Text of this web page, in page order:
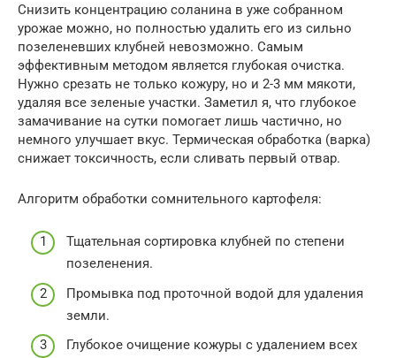
Снизить концентрацию соланина в уже собранном
урожае можно, но полностью удалить его из сильно
позеленевших клубней невозможно. Самым
эффективным методом является глубокая очистка.
Нужно срезать не только кожуру, но и 2-3 мм мякоти,
удаляя все зеленые участки. Заметил я, что глубокое
замачивание на сутки помогает лишь частично, но
немного улучшает вкус. Термическая обработка (варка)
снижает токсичность, если сливать первый отвар.
Алгоритм обработки сомнительного картофеля:
Тщательная сортировка клубней по степени
позеленения.
Промывка под проточной водой для удаления
земли.
Глубокое очищение кожуры с удалением всех